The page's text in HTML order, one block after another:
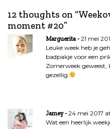
c
h
t
t
12 thoughts on “
moment #20”
Marguerita
21 mei
Leuke week heb je
badpakje voor een
Zomerweek
gezellig
Jamey
24 mei 2017
Wat een heerlijk